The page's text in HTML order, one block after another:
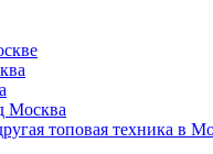
Москва
топовая техника в